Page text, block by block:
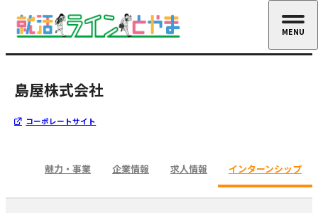
島屋株式会社
コーポレートサイト
魅力・事業 企業情報 求人情報 インターンシップ
MENU